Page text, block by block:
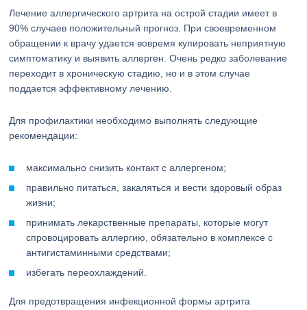
Лечение аллергического артрита на острой стадии имеет в
90% случаев положительный прогноз. При своевременном
обращении к врачу удается вовремя купировать неприятную
симптоматику и выявить аллерген. Очень редко заболевание
переходит в хроническую стадию, но и в этом случае
поддается эффективному лечению.
Для профилактики необходимо выполнять следующие
рекомендации:
максимально снизить контакт с аллергеном;
правильно питаться, закаляться и вести здоровый образ
жизни;
принимать лекарственные препараты, которые могут
спровоцировать аллергию, обязательно в комплексе с
антигистаминными средствами;
избегать переохлаждений.
Для предотвращения инфекционной формы артрита